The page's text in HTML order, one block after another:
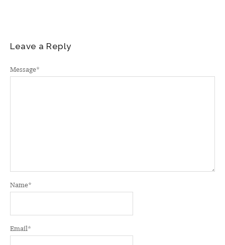
Leave a Reply
Message*
Name*
Email*